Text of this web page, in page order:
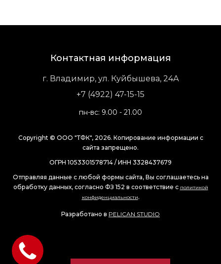
Контактная информация
г. Владимир, ул. Куйбышева, 24А
+7 (4922) 47-15-15
пн-вс: 9.00 - 21.00
Copyright © ООО "ТФК", 2026. Копирование информации с
сайта запрещено.
ОГРН 1053301578714 / ИНН 3328437679
Отправляя данные с любой формы сайта, Вы соглашаетесь на
обработку данных, согласно ФЗ 152 в соответствие с политикой
конфиденциальности.
Разработано в PELICAN STUDIO